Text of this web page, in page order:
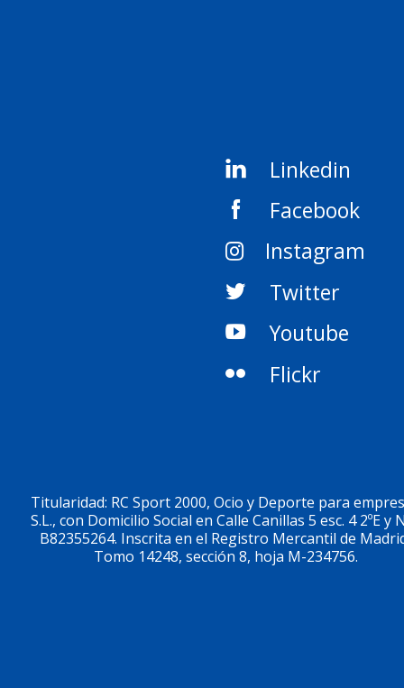
Linkedin
Facebook
Instagram
Twitter
Youtube
Flickr
Titularidad: RC Sport 2000, Ocio y Deporte para
S.L., con Domicilio Social en Calle Canillas 5 esc. 4 2ºE y
B82355264. Inscrita en el Registro Mercantil de
Tomo 14248, sección 8, hoja M-234756.